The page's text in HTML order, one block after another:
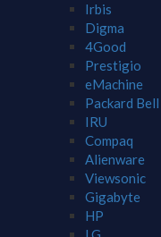
Irbis
Digma
4Good
Prestigio
eMachine
Packard Bell
IRU
Compaq
Alienware
Viewsonic
Gigabyte
HP